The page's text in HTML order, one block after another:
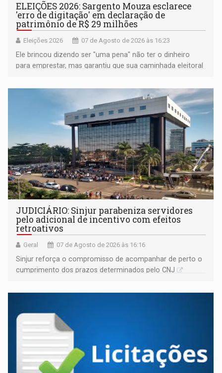
ELEIÇÕES 2026: Sargento Mouza esclarece
'erro de digitação' em declaração de
patrimônio de R$ 29 milhões
Eleições 2026 07 de Agosto de 2026 às 16:23
Ele brincou dizendo ser "uma pena" não ter o dinheiro
para emprestar, mas garantiu que sua caminhada eleitoral
JUDICIÁRIO: Sinjur parabeniza servidores
pelo adicional de incentivo com efeitos
retroativos
Geral 07 de Agosto de 2026 às 16:16
Sinjur reforça o compromisso de acompanhar de perto o
cumprimento dos prazos determinados pelo CNJ